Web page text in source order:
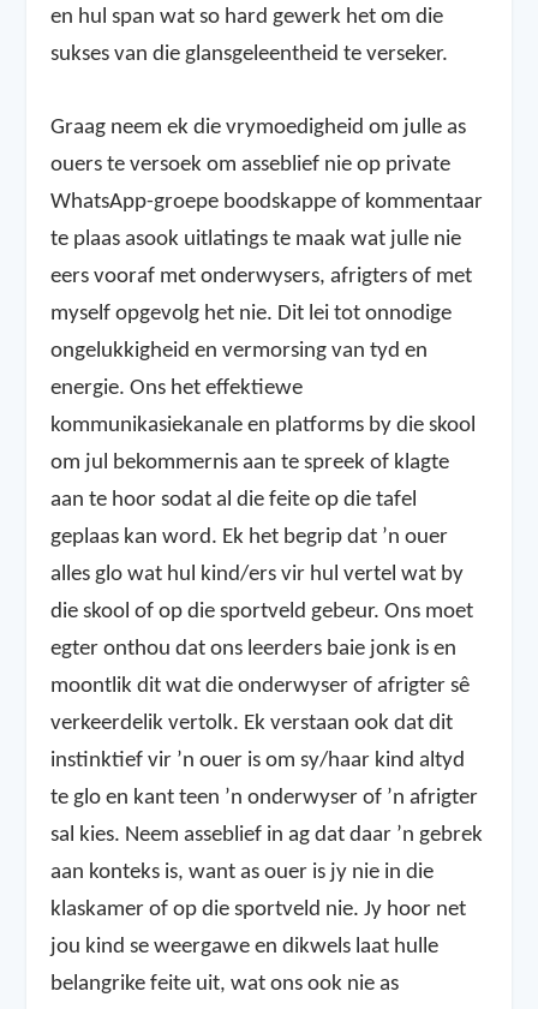
en hul span wat so hard gewerk het om die
sukses van die glansgeleentheid te verseker.
Graag neem ek die vrymoedigheid om julle as
ouers te versoek om asseblief nie op private
WhatsApp-groepe boodskappe of kommentaar
te plaas asook uitlatings te maak wat julle nie
eers vooraf met onderwysers, afrigters of met
myself opgevolg het nie. Dit lei tot onnodige
ongelukkigheid en vermorsing van tyd en
energie. Ons het effektiewe
kommunikasiekanale en platforms by die skool
om jul bekommernis aan te spreek of klagte
aan te hoor sodat al die feite op die tafel
geplaas kan word. Ek het begrip dat ’n ouer
alles glo wat hul kind/ers vir hul vertel wat by
die skool of op die sportveld gebeur. Ons moet
egter onthou dat ons leerders baie jonk is en
moontlik dit wat die onderwyser of afrigter sê
verkeerdelik vertolk. Ek verstaan ook dat dit
instinktief vir ’n ouer is om sy/haar kind altyd
te glo en kant teen ’n onderwyser of ’n afrigter
sal kies. Neem asseblief in ag dat daar ’n gebrek
aan konteks is, want as ouer is jy nie in die
klaskamer of op die sportveld nie. Jy hoor net
jou kind se weergawe en dikwels laat hulle
belangrike feite uit, wat ons ook nie as